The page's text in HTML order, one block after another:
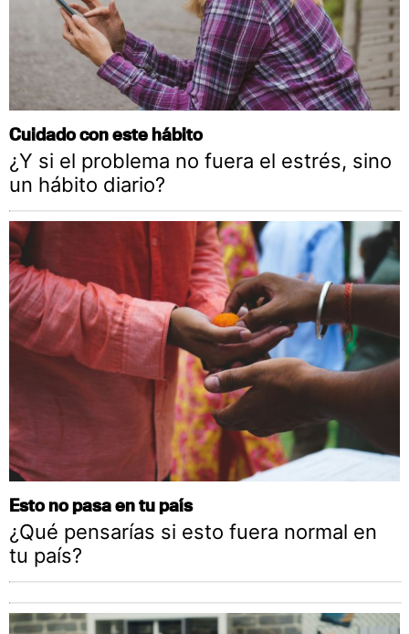
Cuidado con este hábito
¿Y si el problema no fuera el estrés, sino
un hábito diario?
Esto no pasa en tu país
¿Qué pensarías si esto fuera normal en
tu país?